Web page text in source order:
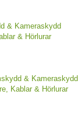
& Kameraskydd
& Hörlurar
& Kameraskydd
Kablar & Hörlurar